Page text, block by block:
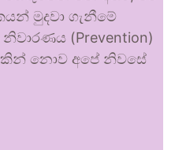
මුදවා ගැනීමේ
(Prevention)
නොව අපේ නිවසේ